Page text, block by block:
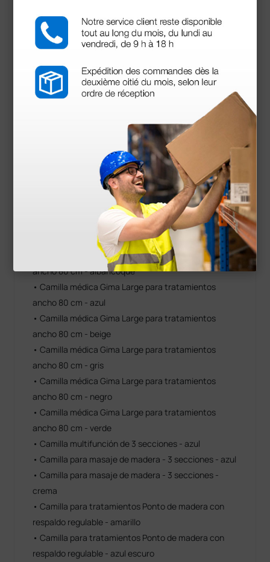
• Camilla ginecológica con perneras - Modelo Deluxe
• Camilla ginecológica con perneras - Modelo Deluxe
con posición de Trendelenburg
• Camilla médica Gima Estandar para tratamientos
ancho 68 cm - albaricoque
• Camilla médica Gima Estandar para tratamientos
• Camilla médica Gima Estandar para tratamientos
• Camilla médica Gima Estandar para tratamientos
ancho 68 cm - gris
• Camilla médica Gima Estandar para tratamientos
ancho 68 cm - negro
• Camilla médica Gima Estandar para tratamientos
ancho 68 cm - verde
• Camilla médica Gima Large para tratamientos
ancho 80 cm - albaricoque
• Camilla médica Gima Large para tratamientos
ancho 80 cm - azul
• Camilla médica Gima Large para tratamientos
ancho 80 cm - beige
• Camilla médica Gima Large para tratamientos
ancho 80 cm - gris
• Camilla médica Gima Large para tratamientos
ancho 80 cm - negro
• Camilla médica Gima Large para tratamientos
ancho 80 cm - verde
• Camilla multifunción de 3 secciones - azul
• Camilla para masaje de madera - 3 secciones - azul
• Camilla para masaje de madera - 3 secciones -
crema
• Camilla para tratamientos Ponto de madera con
respaldo regulable - amarillo
• Camilla para tratamientos Ponto de madera con
respaldo regulable - azul escuro